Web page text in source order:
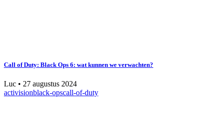
Call of Duty: Black Ops 6: wat kunnen we verwachten?
Luc • 27 augustus 2024
activisionblack-opscall-of-duty